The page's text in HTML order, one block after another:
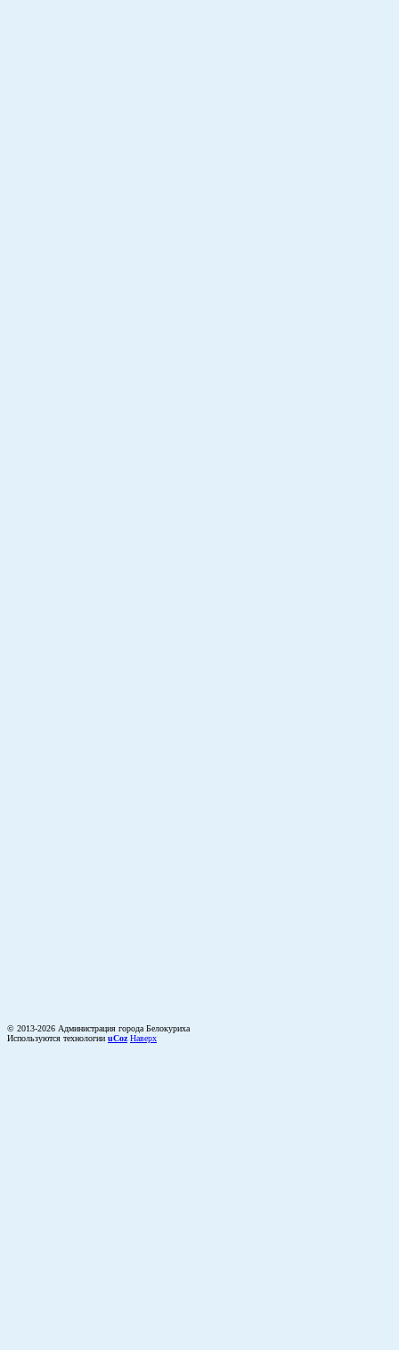
© 2013-2026 Администрация города Белокуриха
Используются технологии uCoz Наверх